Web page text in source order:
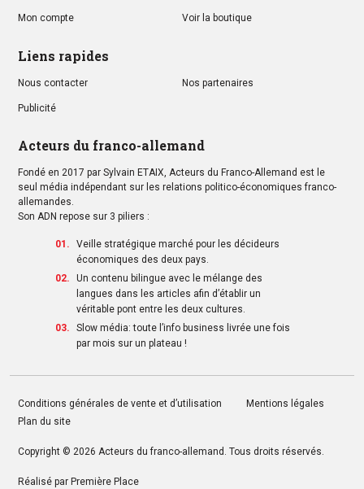
Mon compte Voir la boutique
Liens rapides
Nous contacter Nos partenaires
Publicité
Acteurs du franco-allemand
Fondé en 2017 par Sylvain ETAIX, Acteurs du Franco-Allemand est le
seul média indépendant sur les relations politico-économiques franco-
allemandes.
Son ADN repose sur 3 piliers :
Veille stratégique marché pour les décideurs
économiques des deux pays.
Un contenu bilingue avec le mélange des
langues dans les articles afin d’établir un
véritable pont entre les deux cultures.
Slow média: toute l’info business livrée une fois
par mois sur un plateau !
Conditions générales de vente et d’utilisation
Mentions légales
Plan du site
Copyright © 2026 Acteurs du franco-allemand . Tous droits réservés.
Réalisé par Première Place